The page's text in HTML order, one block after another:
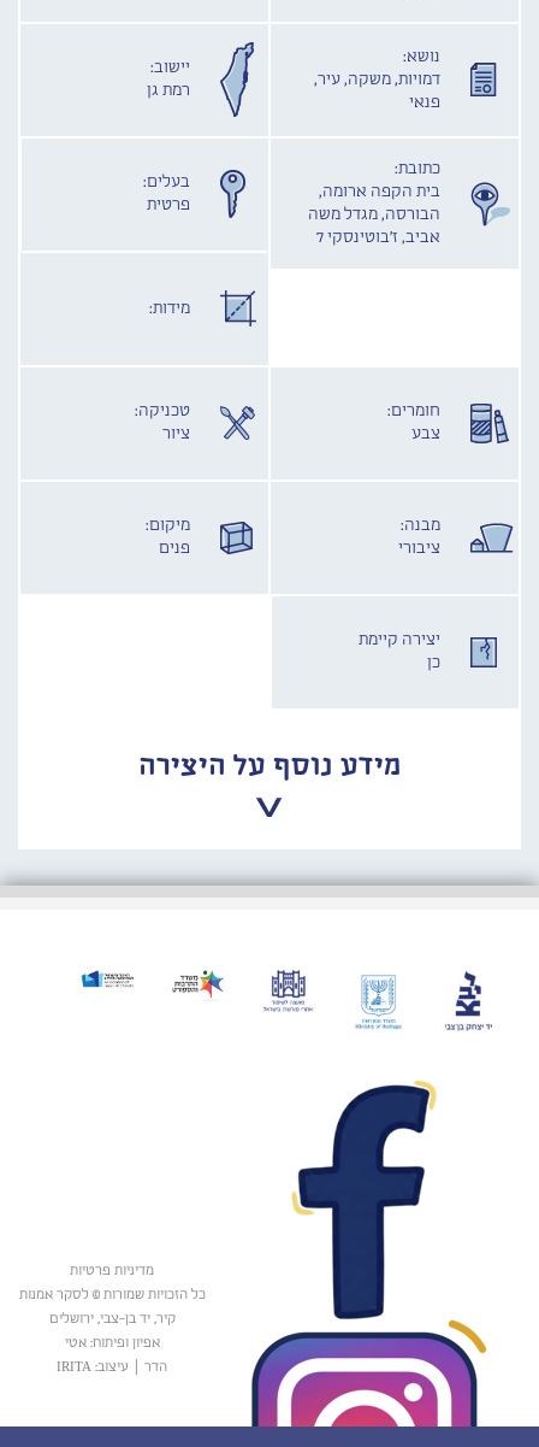
נושא:
דמויות, משקה, עיר,
פנאי
יישוב:
רמת גן
כתובת:
בית הקפה ארומה,
הבורסה, מגדל משה
אביב, ז'בוטינסקי 7
בעלים:
פרטית
מידות:
חומרים:
צבע
טכניקה:
ציור
מבנה:
ציבורי
מיקום:
פנים
יצירה קיימת
כן
מידע נוסף על היצירה
מדיניות פרטיות
כל הזכויות שמורות © לסקר אמנות
קיר, יד בן-צבי, ירושלים
אפיון ופיתוח: אטי
הדר
עיצוב: IRITA